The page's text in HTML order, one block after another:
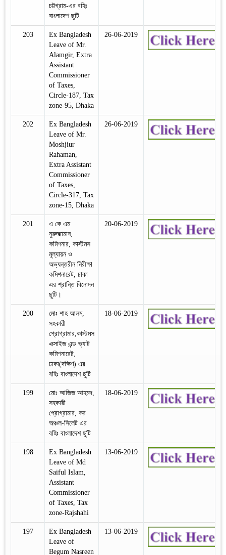
চট্টগ্রাম-এর বহিঃ
বাংলাদেশ ছুটি
203
Ex Bangladesh
Leave of Mr.
Alamgir, Extra
Assistant
Commissioner
of Taxes,
Circle-187, Tax
zone-95, Dhaka
26-06-2019
202
Ex Bangladesh
Leave of Mr.
Moshjiur
Rahaman,
Extra Assistant
Commissioner
of Taxes,
Circle-317, Tax
zone-15, Dhaka
26-06-2019
201
এ কে এম
নুরুজ্জামান,
কমিশনার, কাস্টমস
মূল্যায়ন ও
অভ্যন্তরীন নিরীক্ষা
কমিশনারেট, ঢাকা
এর শ্রান্তি বিনোদন
ছুটি।
20-06-2019
200
মোঃ শাহ আলম,
সহকারী
প্রোগ্রামার,কাস্টমস
এক্সাইজ এন্ড ভ্যাট
কমিশনারেট,
ঢাকা(দক্ষিণ) এর
বহিঃ বাংলাদেশ ছুটি
18-06-2019
199
মোঃ আজিজ আহমদ,
সহকারী
প্রোগ্রামার, কর
অঞ্চল-সিলেট এর
বহিঃ বাংলাদেশ ছুটি
18-06-2019
198
Ex Bangladesh
Leave of Md
Saiful Islam,
Assistant
Commissioner
of Taxes, Tax
zone-Rajshahi
13-06-2019
197
Ex Bangladesh
Leave of
Begum Nasreen
13-06-2019